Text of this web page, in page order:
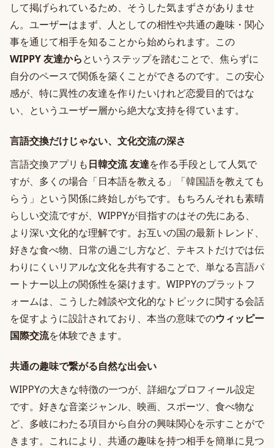
して掲げられているため、そうした気まずさがありませ
ん。ユーザーはまず、人としての相性や共通の趣味・関心
事を通じて相手を知ることから始められます。この
WIPPY 友達からというステップを踏むことで、焦らずに
自分のペースで関係を築くことができるのです。この安心
感が、特に異性の友達を作りたいけれど恋愛目的ではな
い、というユーザー層から絶大な支持を得ています。
言語交換だけじゃない、文化交流の深さ
言語交換アプリも日韓交流 友達を作る手段として人気で
すが、多くの場合「日本語を教える」「韓国語を教えても
らう」という関係に終始しがちです。もちろんそれも素晴
らしい交流ですが、WIPPYが目指すのはその先にある、
より深い文化的な理解です。お互いの国の最新トレンド、
好きな食べ物、日常の過ごし方など、テキストだけでは伝
わりにくいリアルな文化を共有することで、単なる言語パ
ートナー以上の関係性を築けます。WIPPYのプラットフ
ォームは、こうした雑談や文化的なトピックに関する会話
を促すように設計されており、本当の意味でのウィッピー
国際交流を体験できます。
共通の趣味で繋がる自然な出会い
WIPPYの大きな特徴の一つが、詳細なプロフィール設定
です。好きな音楽ジャンル、映画、スポーツ、食べ物な
ど、多岐にわたる項目から自分の興味関心を示すことがで
きます。これにより、共通の趣味を持つ相手を簡単に見つ